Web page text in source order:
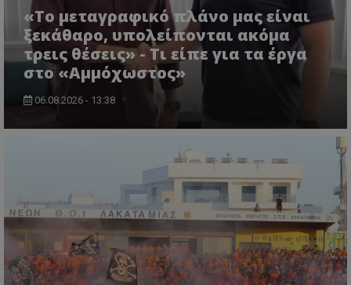
«Το μεταγραφικό πλάνο μας είναι
ξεκάθαρο, υπολείπονται ακόμα
τρεις θέσεις» - Τι είπε για τα έργα
στο «Αμμόχωστος»
06.08.2026 - 13:38